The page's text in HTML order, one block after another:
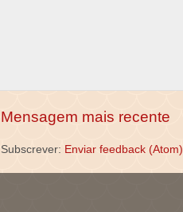
Mensagem mais recente
Subscrever: Enviar feedback (Atom)